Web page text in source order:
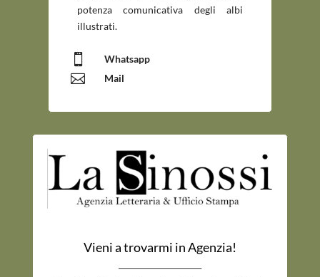
potenza comunicativa degli albi
illustrati.
 Whatsapp
 Mail
Vieni a trovarmi in Agenzia!